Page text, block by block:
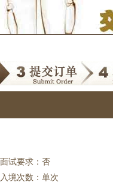
面试要求：否
入境次数：单次